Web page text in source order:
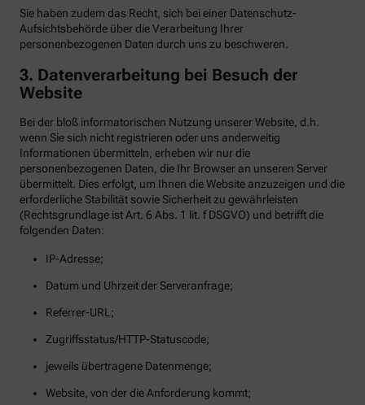
Sie haben zudem das Recht, sich bei einer Datenschutz-
Aufsichtsbehörde über die Verarbeitung Ihrer
personenbezogenen Daten durch uns zu beschweren.
3. Datenverarbeitung bei Besuch der
Website
Bei der bloß informatorischen Nutzung unserer Website, d.h.
wenn Sie sich nicht registrieren oder uns anderweitig
Informationen übermitteln, erheben wir nur die
personenbezogenen Daten, die Ihr Browser an unseren Server
übermittelt. Dies erfolgt, um Ihnen die Website anzuzeigen und die
erforderliche Stabilität sowie Sicherheit zu gewährleisten
(Rechtsgrundlage ist Art. 6 Abs. 1 lit. f DSGVO) und betrifft die
folgenden Daten:
IP-Adresse;
Datum und Uhrzeit der Serveranfrage;
Referrer-URL;
Zugriffsstatus/HTTP-Statuscode;
jeweils übertragene Datenmenge;
Website, von der die Anforderung kommt;